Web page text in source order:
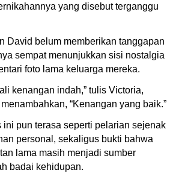
yang disebut terganggu
David belum memberikan tanggapan
sempat menunjukkan sisi nostalgia
foto lama keluarga mereka.
kenangan indah,” tulis Victoria,
“Kenangan yang baik.”
ini pun terasa seperti pelarian sejenak
personal, sekaligus bukti bahwa
lama masih menjadi sumber
badai kehidupan.